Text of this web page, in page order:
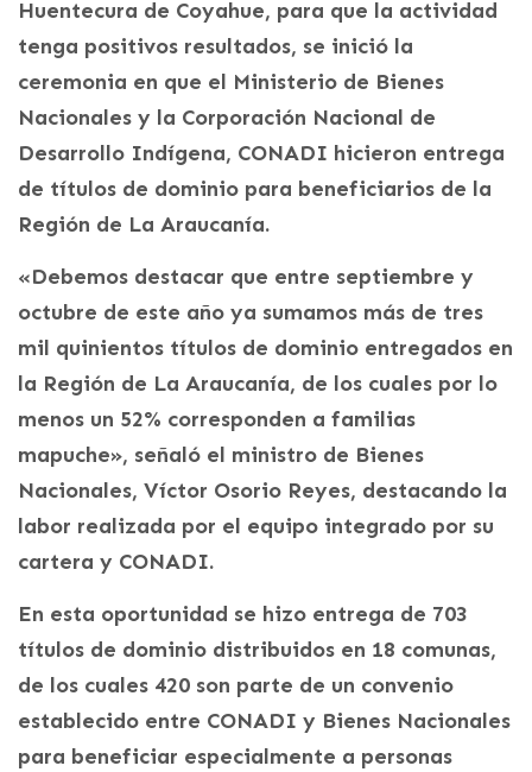
Huentecura de Coyahue, para que la actividad
tenga positivos resultados, se inició la
ceremonia en que el Ministerio de Bienes
Nacionales y la Corporación Nacional de
Desarrollo Indígena, CONADI hicieron entrega
de títulos de dominio para beneficiarios de la
Región de La Araucanía.
«Debemos destacar que entre septiembre y
octubre de este año ya sumamos más de tres
mil quinientos títulos de dominio entregados en
la Región de La Araucanía, de los cuales por lo
menos un 52% corresponden a familias
mapuche», señaló el ministro de Bienes
Nacionales, Víctor Osorio Reyes, destacando la
labor realizada por el equipo integrado por su
cartera y CONADI.
En esta oportunidad se hizo entrega de 703
títulos de dominio distribuidos en 18 comunas,
de los cuales 420 son parte de un convenio
establecido entre CONADI y Bienes Nacionales
para beneficiar especialmente a personas